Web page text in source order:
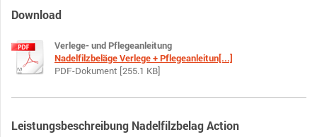
Download
Verlege- und Pflegeanleitung
Nadelfilzbeläge Verlege + Pflegeanleitun[...]
PDF-Dokument [255.1 KB]
Leistungsbeschreibung Nadelfilzbelag Action